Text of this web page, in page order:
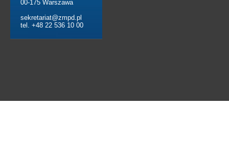
00-175 Warszawa
sekretariat@zmpd.pl
tel. +48 22 536 10 00